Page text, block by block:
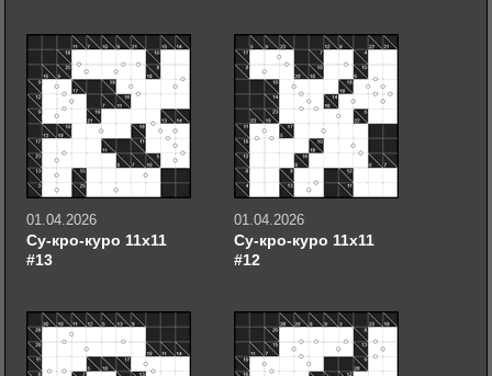
01.04.2026
Су-кро-куро 11х11
#13
01.04.2026
Су-кро-куро 11х11
#12